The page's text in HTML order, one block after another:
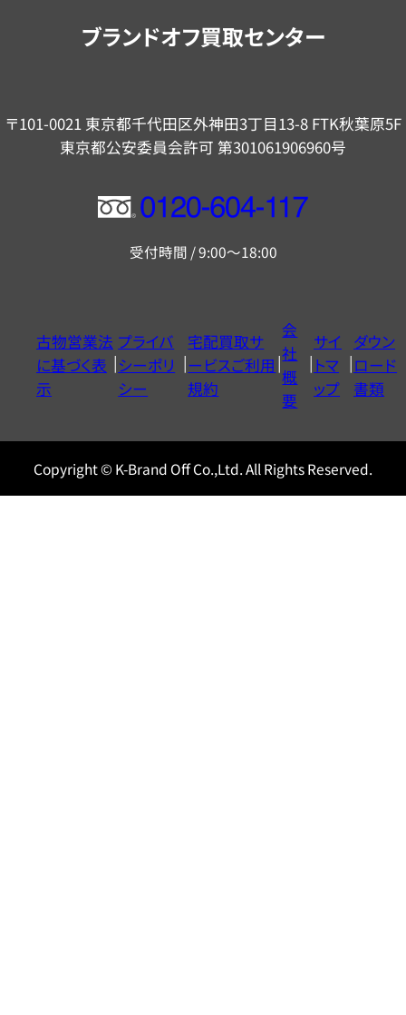
ブランドオフ買取センター
〒101-0021 東京都千代田区外神田3丁目13-8 FTK秋葉原5F
東京都公安委員会許可 第301061906960号
フ
ー
ヤ
ル
0120604117
受付時間 / 9:00～18:00
古物営業法
に基づく表
示
プライバ
シーポリ
シー
宅配買取サ
ービスご利用
規約
会
社
概
要
サイ
トマ
ップ
ダウン
ロード
書類
Copyright © K-Brand Off Co.,Ltd. All Rights Reserved.